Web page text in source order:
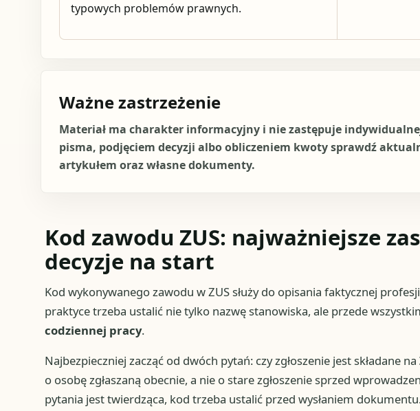
typowych problemów prawnych.
Ważne zastrzeżenie
Materiał ma charakter informacyjny i nie zastępuje
pisma, podjęciem decyzji albo obliczeniem kwoty sprawdź
artykułem oraz własne dokumenty.
Kod zawodu ZUS: najważniejsze
decyzje na start
Kod wykonywanego zawodu w ZUS służy do opisania faktycznej
praktyce trzeba ustalić nie tylko nazwę stanowiska, ale przede
codziennej pracy.
Najbezpieczniej zacząć od dwóch pytań: czy zgłoszenie jest składane na
o osobę zgłaszaną obecnie, a nie o stare zgłoszenie sprzed
pytania jest twierdząca, kod trzeba ustalić przed wysłaniem